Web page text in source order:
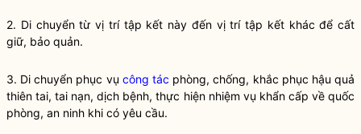
2. Di chuyển từ vị trí tập kết này đến vị trí tập kết khác để cất
giữ, bảo quản.
3. Di chuyển phục vụ công tác phòng, chống, khắc phục hậu quả
thiên tai, tai nạn, dịch bệnh, thực hiện nhiệm vụ khẩn cấp về quốc
phòng, an ninh khi có yêu cầu.